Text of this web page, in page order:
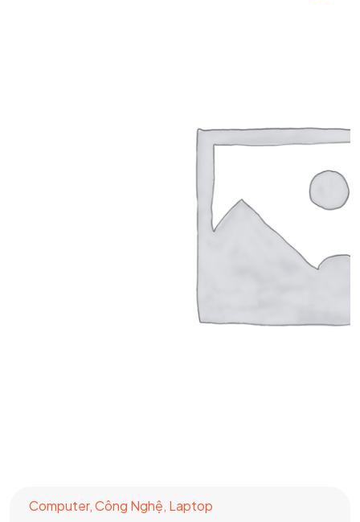
Computer,Công Nghệ, Laptop
IN MIND?